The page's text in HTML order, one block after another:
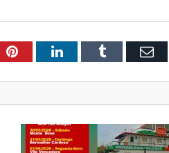
PinterestLinkedInTumblr